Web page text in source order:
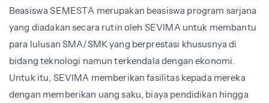
Beasiswa SEMESTA merupakan beasiswa program sarjana
yang diadakan secara rutin oleh SEVIMA untuk membantu
para lulusan SMA/SMK yang berprestasi khususnya di
bidang teknologi namun terkendala dengan ekonomi.
Untuk itu, SEVIMA memberikan fasilitas kepada mereka
dengan memberikan uang saku, biaya pendidikan hingga